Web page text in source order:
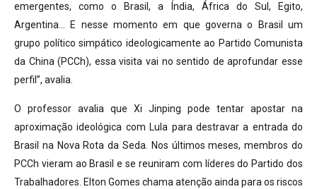
emergentes, como o Brasil, a Índia, África do Sul, Egito,
Argentina… E nesse momento em que governa o Brasil um
grupo político simpático ideologicamente ao Partido Comunista
da China (PCCh), essa visita vai no sentido de aprofundar esse
perfil”, avalia.
O professor avalia que Xi Jinping pode tentar apostar na
aproximação ideológica com Lula para destravar a entrada do
Brasil na Nova Rota da Seda. Nos últimos meses, membros do
PCCh vieram ao Brasil e se reuniram com líderes do Partido dos
Trabalhadores. Elton Gomes chama atenção ainda para os riscos